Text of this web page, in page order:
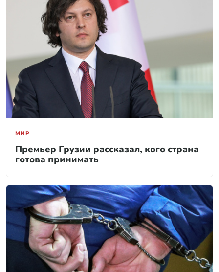
МИР
Премьер Грузии рассказал, кого страна
готова принимать